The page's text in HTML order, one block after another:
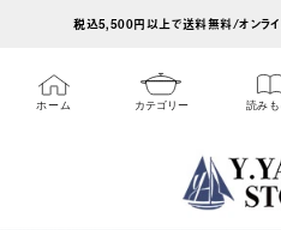
税込5,500円以上で送料無料/オンラ
ホーム カテゴリー 読み